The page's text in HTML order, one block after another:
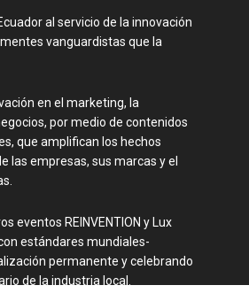
al servicio de la innovación
vanguardistas que la
en el marketing, la
por medio de contenidos
que amplifican los hechos
las empresas, sus marcas y el
eventos REINVENTION y Lux
estándares mundiales-
permanente y celebrando
de la industria local.